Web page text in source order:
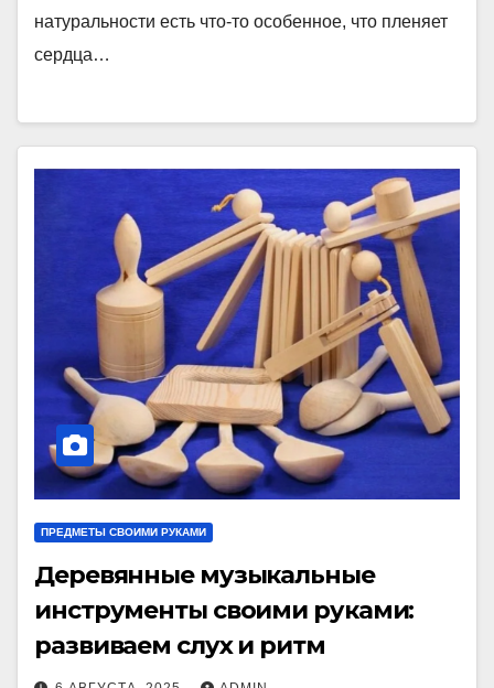
натуральности есть что-то особенное, что пленяет
сердца…
ПРЕДМЕТЫ СВОИМИ РУКАМИ
Деревянные музыкальные
инструменты своими руками:
развиваем слух и ритм